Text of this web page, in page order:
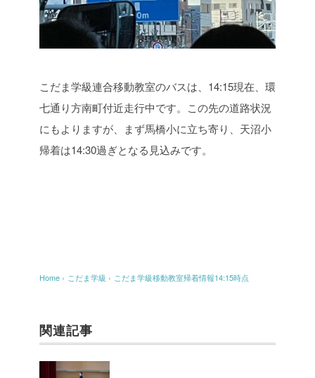
こだま学級連合移動教室のバスは、14:15現在、環
七通り方南町付近走行中です。この先の道路状況
にもよりますが、まず馬橋小に立ち寄り、天沼小
帰着は14:30過ぎとなる見込みです。
Home › こだま学級 › こだま学級移動教室帰着情報14:15時点
関連記事